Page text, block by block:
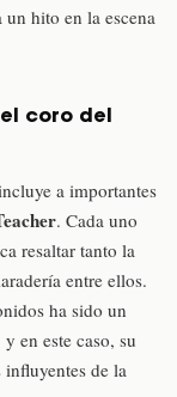
un hito en la escena
coro del
a importantes
. Cada uno
resaltar tanto la
entre ellos.
ha sido un
y en este caso, su
de la